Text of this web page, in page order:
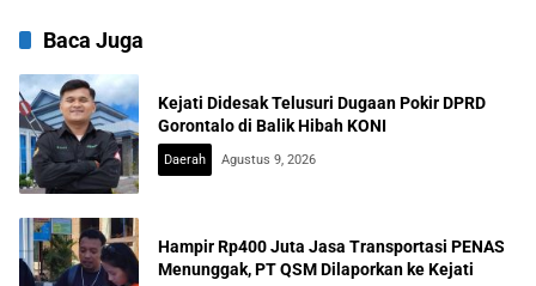
Baca Juga
Kejati Didesak Telusuri Dugaan Pokir DPRD
Gorontalo di Balik Hibah KONI
Daerah Agustus 9, 2026
Hampir Rp400 Juta Jasa Transportasi PENAS
Menunggak, PT QSM Dilaporkan ke Kejati